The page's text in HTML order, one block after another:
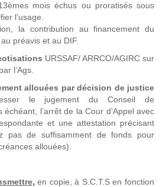
mois échus ou proratisés sous
l’usage.
la contribution au financement du
préavis et au DIF.
URSSAF/ ARRCO/AGIRC sur
l’Ags.
allouées par décision de justice
le jugement du Conseil de
échéant, l’arrêt de la Cour d’Appel avec
et une attestation précisant
pas de suffisamment de fonds pour
allouées).
, en copie, à S.C.T.S en fonction